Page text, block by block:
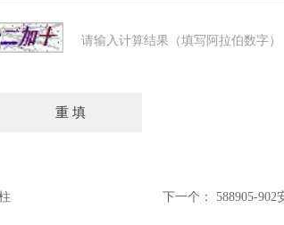
请输入计算结果（填写阿拉伯数字
下一个： 588905-902